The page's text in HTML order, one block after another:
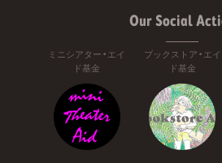
Our Social
ミニシアター・エイ
ド基金
ブックストア・エイ
ド基金